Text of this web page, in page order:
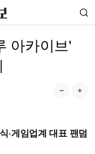
아카이브'
·게임업계 대표 팬덤